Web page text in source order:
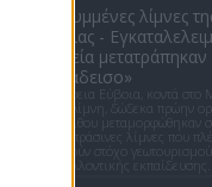
Οι κρυμμένες λίμνες
Εύβοιας -
ορυχεία
«παράδεισο»
Στη Βόρεια Εύβοια, κοντά στο
και τη Λίμνη, δώδεκα πρώην
λευκόλιθου μεταμορφώθηκαν
γαλαζοπράσινες λίμνες που
αποτελούν στόχο γεωτουρισμού
περιβαλλοντικής εκπαίδευσης.